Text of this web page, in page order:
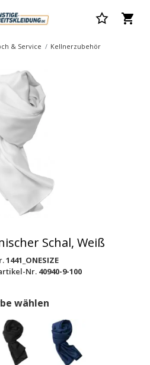
& Service Kellnerzubehör
Schal, Weiß
1441_ONESIZE
Nr. 40940-9-100
wählen